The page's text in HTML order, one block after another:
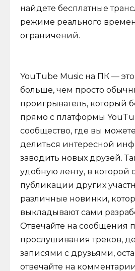
найдете бесплатные
режиме реального
ограничений.
YouTube Music на ПК —
больше, чем просто
проигрыватель, который
прямо с платформы
сообщество, где вы
делиться интересной
заводить новых друзей.
удобную ленту, в которой
публикации других
различные новинки,
выкладывают сами
Отвечайте на сообщения
прослушивания треков,
записями с друзьями,
отвечайте на